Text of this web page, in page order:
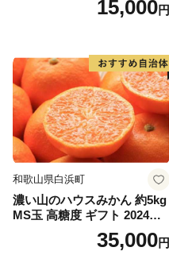
15,000円
和歌山県白浜町
濃い山のハウスみかん 約5kg
MS玉 高糖度 ギフト 2024年7
35,000円